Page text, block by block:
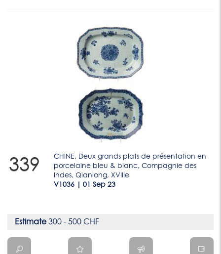
339
CHINE, Deux grands plats de présentation en
porcelaine bleu & blanc, Compagnie des
Indes, Qianlong, XVIIIe
V1036 | 01 Sep 23
Estimate300 - 500 CHF